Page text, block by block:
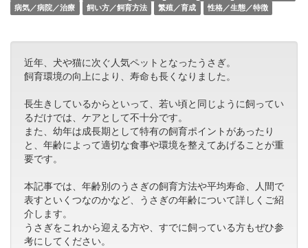
病気／病院／治療
飼い方／飼育方法 繁殖／育成 性格／生態／特徴
近年、犬や猫に次ぐ人気ペットとなったうさぎ。
飼育環境の向上により、寿命も長くなりました。
長生きしているからといって、若い頃と同じように飼ってい
るだけでは、ケアとして不十分です。
また、幼年は成長期として特有の飼育ポイントがあったり
と、年齢によって適切な食事や環境を整えてあげることが重
要です。
本記事では、年齢別のうさぎの飼育方法や平均寿命、人間で
表すといくつなのかなど、うさぎの年齢について詳しくご紹
介します。
うさぎをこれから迎える方や、すでに飼っている方もぜひ参
考にしてください。